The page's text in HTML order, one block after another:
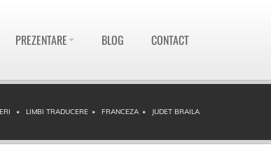
PREZENTARE BLOG CONTACT
LIMBI TRADUCERE FRANCEZA JUDET BRAILA